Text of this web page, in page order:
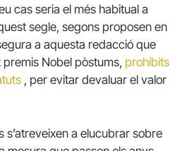
cas seria el més habitual a
segle, segons proposen en
a aquesta redacció que
Nobel pòstums, prohibits
, per evitar devaluar el valor
s’atreveixen a elucubrar sobre